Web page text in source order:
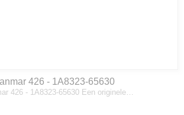
426 - 1A8323-65630
426 - 1A8323-65630 Een originele…